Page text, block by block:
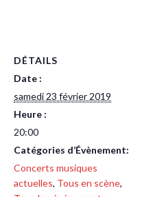
DÉTAILS
Date :
samedi 23 février 2019
Heure :
20:00
Catégories d’Évènement:
Concerts musiques
actuelles, Tous en scène,